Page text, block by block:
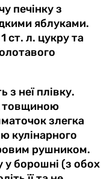
печінку з
яблуками.
ст. л. цукру та
з неї плівку.
товщиною
злегка
кулінарного
рушником.
у борошні (з обох